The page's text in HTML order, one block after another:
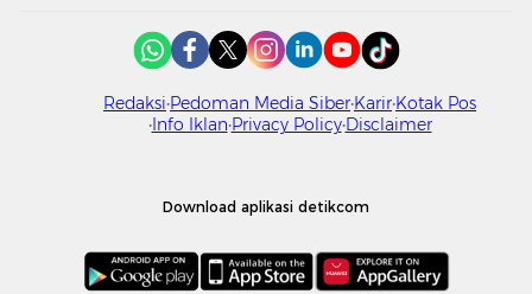
Redaksi Pedoman Media Siber Karir Kotak Pos
Info IklanPrivacy PolicyDisclaimer
Download aplikasi detikcom